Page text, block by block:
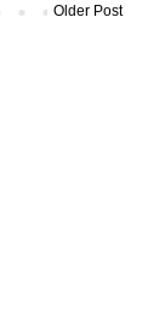
Older Post